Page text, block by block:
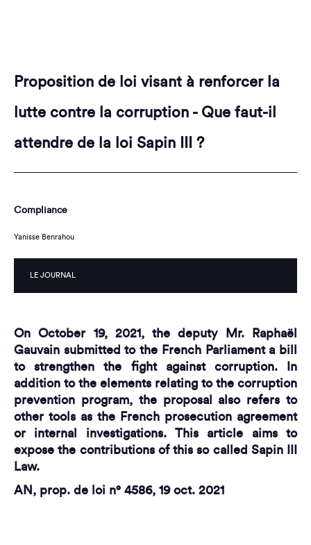
Proposition de loi visant à renforcer la
lutte contre la corruption - Que faut-il
attendre de la loi Sapin III ?
Compliance
Yanisse Benrahou
LE JOURNAL
On October 19, 2021, the deputy Mr. Raphaël
Gauvain submitted to the French Parliament a bill
to strengthen the fight against corruption. In
addition to the elements relating to the corruption
prevention program, the proposal also refers to
other tools as the French prosecution agreement
or internal investigations. This article aims to
expose the contributions of this so called Sapin III
Law.
AN, prop. de loi n° 4586, 19 oct. 2021